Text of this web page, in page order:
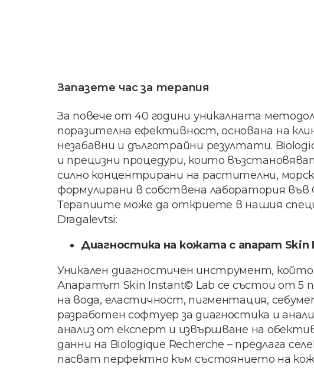
Запазете час за терапия
За повече от 40 години уникалната
поразителна ефективност, основана на
незабавни и дълготрайни резултати.
и прецизни процедури, които
силно концентрирани на растителни,
формулирани в собствена лаборатория във
Терапиите може да откриете в нашия
Dragalevtsi:
Диагностика на кожата с апарат Skin
Уникален диагностичен инструмент,
Апаратът Skin Instant© Lab се състои от 5
на вода, еластичност, пигментация,
разработен софтуер за диагностика и
анализ от експерт и извършване на
данни на Biologique Recherche – предлага
пасват перфектно към състоянието на